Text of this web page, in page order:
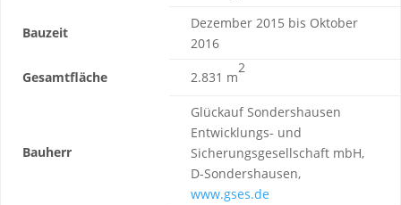
Bauzeit
Dezember 2015 bis Oktober
2016
Gesamtfläche
2.831 m
2
Bauherr
Glückauf Sondershausen
Entwicklungs- und
Sicherungsgesellschaft mbH,
D-Sondershausen,
www.gses.de